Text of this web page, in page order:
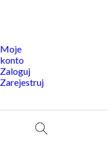
Moje
konto
Zaloguj
Zarejestruj